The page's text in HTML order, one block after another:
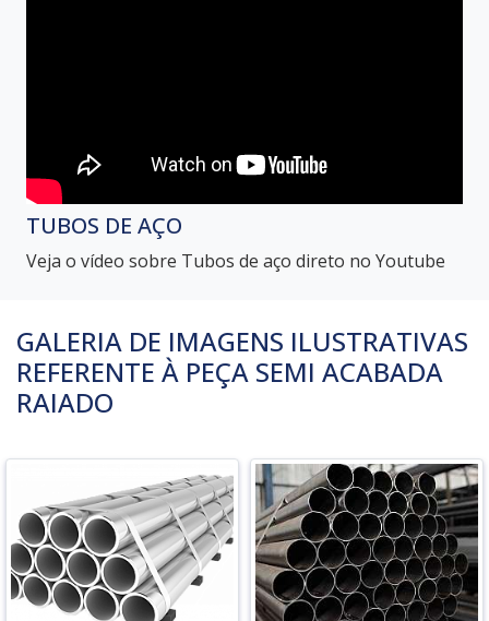
TUBOS DE AÇO
Veja o vídeo sobre Tubos de aço direto no Youtube
GALERIA DE IMAGENS ILUSTRATIVAS
REFERENTE À PEÇA SEMI ACABADA
RAIADO